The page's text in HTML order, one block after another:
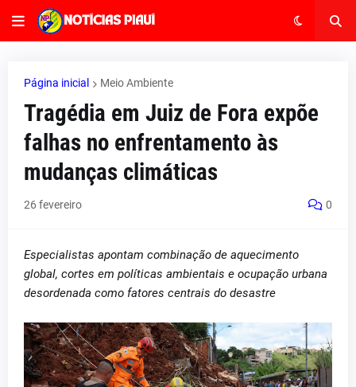
Página inicial Meio Ambiente
Tragédia em Juiz de Fora expõe
falhas no enfrentamento às
mudanças climáticas
26 fevereiro 0
Especialistas apontam combinação de aquecimento
global, cortes em políticas ambientais e ocupação urbana
desordenada como fatores centrais do desastre